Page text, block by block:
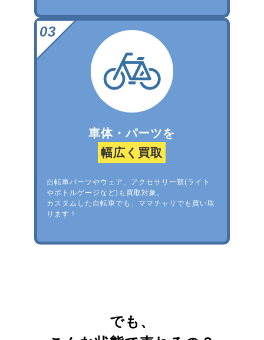
車体・パーツを
幅広く買取
自転車パーツやウェア、アクセサリー類(ライト
やボトルゲージなど)も買取対象。
カスタムした自転車でも、ママチャリでも買い取
ります！
でも、